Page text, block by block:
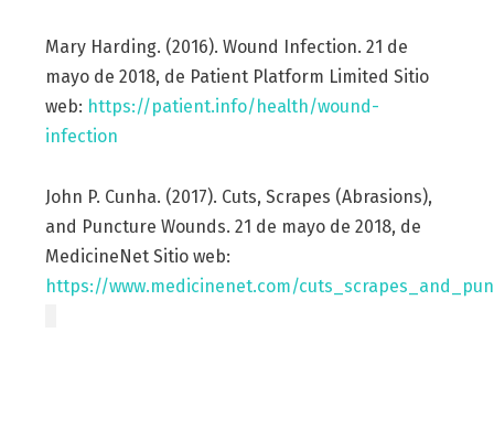
Mary Harding. (2016). Wound Infection. 21 de
mayo de 2018, de Patient Platform Limited Sitio
web: https://patient.info/health/wound-
infection
John P. Cunha. (2017). Cuts, Scrapes (Abrasions),
and Puncture Wounds. 21 de mayo de 2018, de
MedicineNet Sitio web:
https://www.medicinenet.com/